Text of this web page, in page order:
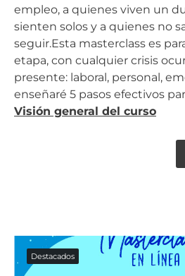
empleo, a quienes viven un
sienten solos y a quienes no
seguir.Esta masterclass es
etapa, con cualquier crisis
presente: laboral, personal,
enseñaré 5 pasos efectivos
Visión general del curso
Destacados